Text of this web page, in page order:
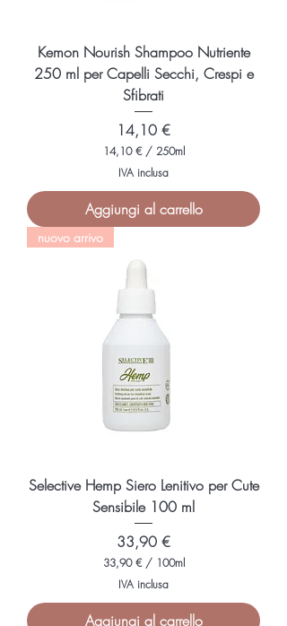
i
Kemon Nourish Shampoo Nutriente
250 ml per Capelli Secchi, Crespi e
Sfibrati
Prezzo
14,10 €
14,10 € / 250ml
4
,
1
p
e
5
i
l
l
i
i
IVA inclusa
Aggiungi al carrello
nuovo arrivo
Selective Hemp Siero Lenitivo per Cute
Sensibile 100 ml
Prezzo
33,90 €
33,90 € / 100ml
3
,
9
IVA inclusa
Aggiungi al carrello